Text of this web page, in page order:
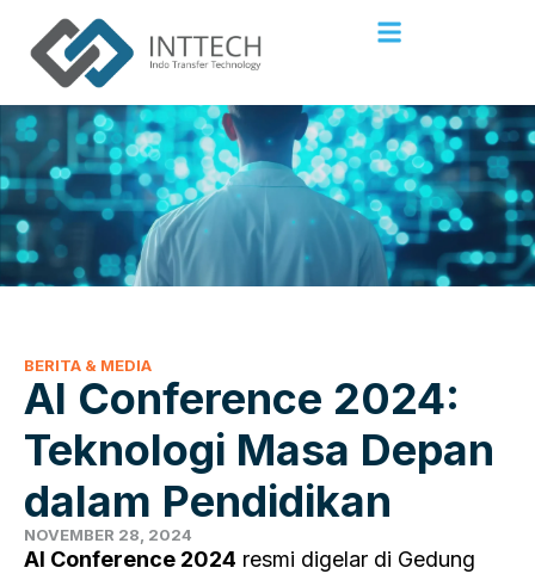
BERITA & MEDIA
AI Conference 2024:
Teknologi Masa Depan
dalam Pendidikan
NOVEMBER 28, 2024
AI Conference 2024 resmi digelar di Gedung